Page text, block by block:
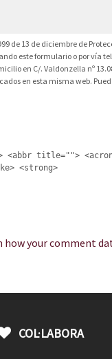
de 13 de diciembre de
este formulario o por vía
en C/. Valdonzella nº
en esta misma web.
title="">
<strong>
how your comment
COL·LABORA